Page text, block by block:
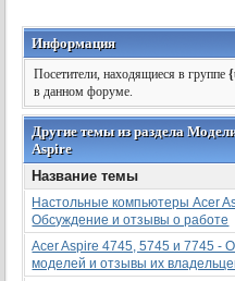
Информация
Посетители, находящиеся в группе
в данном форуме.
Другие темы из раздела
Aspire
Название темы
Настольные компьютеры Acer
Обсуждение и отзывы о работе
Acer Aspire 4745, 5745 и 7745 -
моделей и отзывы их